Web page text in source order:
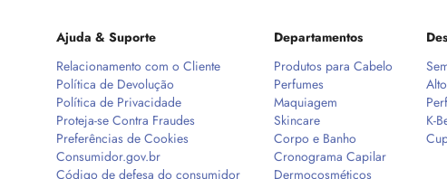
Ajuda & Suporte
Relacionamento com o Cliente
Política de Devolução
Política de Privacidade
Proteja-se Contra Fraudes
Preferências de Cookies
Consumidor.gov.br
Código de defesa do consumidor
Departamentos
Produtos para Cabelo
Perfumes
Maquiagem
Skincare
Corpo e Banho
Cronograma Capilar
Dermocosméticos
K-